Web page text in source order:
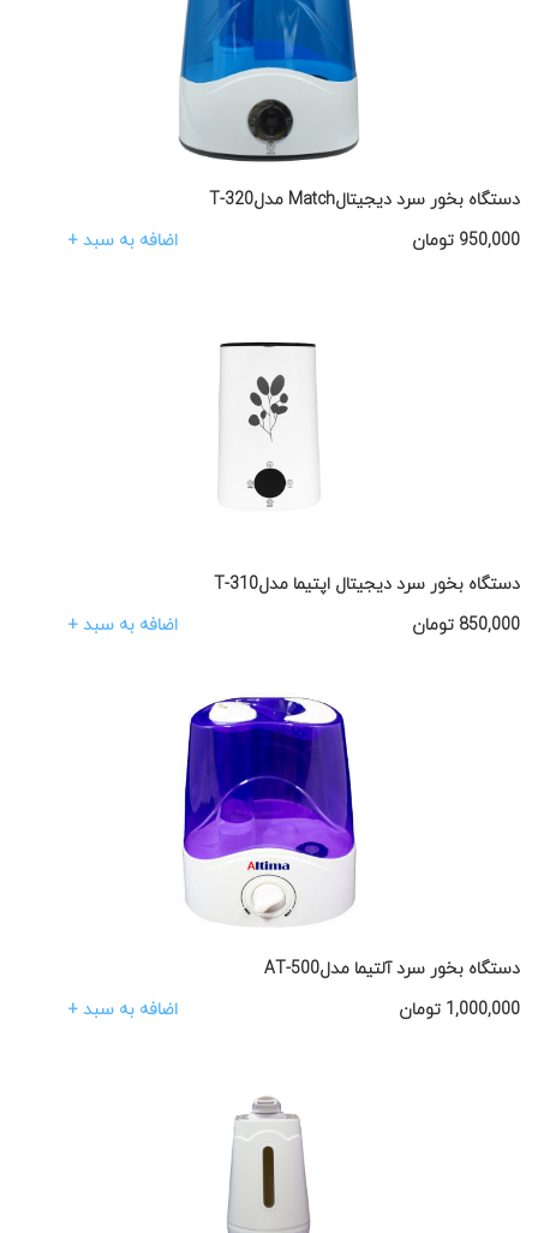
دستگاه بخور سرد دیجیتالMatch مدلT-320
950,000 تومان اضافه به سبد +
دستگاه بخور سرد دیجیتال اپتیما مدلT-310
850,000 تومان اضافه به سبد +
دستگاه بخور سرد آلتیما مدلAT-500
1,000,000 تومان اضافه به سبد +